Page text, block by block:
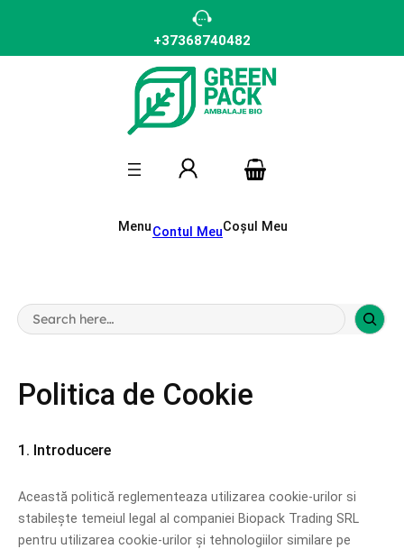
+37368740482
MenuContul MeuCoșul Meu
S
e
h
Politica de Cookie
1. Introducere
Această politică reglementeaza utilizarea cookie-urilor si
stabilește temeiul legal al companiei Biopack Trading SRL
pentru utilizarea cookie-urilor și tehnologiilor similare pe